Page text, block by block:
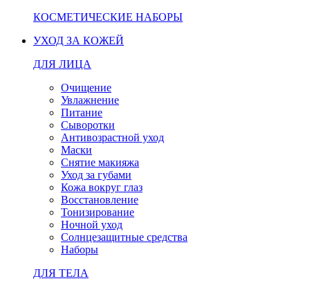
КОСМЕТИЧЕСКИЕ НАБОРЫ
УХОД ЗА КОЖЕЙ
ДЛЯ ЛИЦА
Очищение
Увлажнение
Питание
Сыворотки
Антивозрастной уход
Маски
Снятие макияжа
Уход за губами
Кожа вокруг глаз
Восстановление
Тонизирование
Ночной уход
Солнцезащитные средства
Наборы
ДЛЯ ТЕЛА